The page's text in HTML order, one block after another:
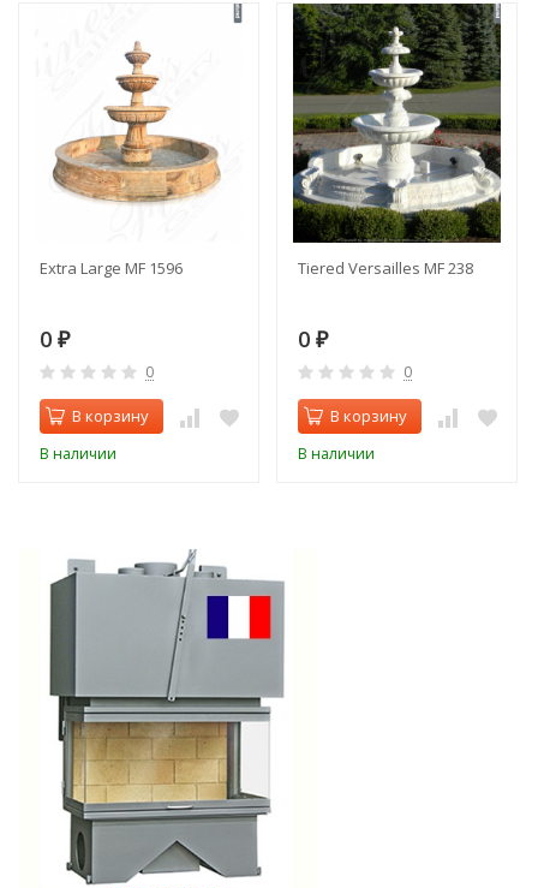
Extra Large MF 1596
0 ₽
0
В корзину
В наличии
Tiered Versailles MF 238
0 ₽
0
В корзину
В наличии